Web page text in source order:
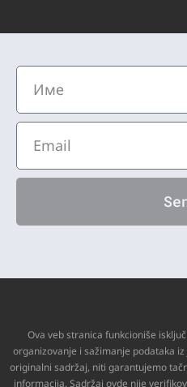
Ova veb stranica funkcioniše
organizovanje i sažimanje podataka
originalni sadržaj, niti garantujemo
informacija. Sadržaj ovde nije